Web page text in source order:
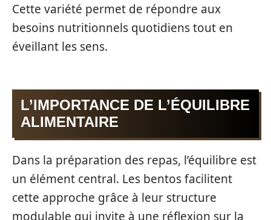
Cette variété permet de répondre aux
besoins nutritionnels quotidiens tout en
éveillant les sens.
L’IMPORTANCE DE L’ÉQUILIBRE
ALIMENTAIRE
Dans la préparation des repas, l’équilibre est
un élément central. Les bentos facilitent
cette approche grâce à leur structure
modulable qui invite à une réflexion sur la